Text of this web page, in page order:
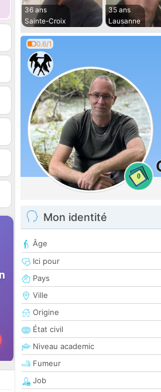
36 ans
Sainte-Croix
35 ans
Lausanne
0.6/1
0
Mon identité
Âge
Ici pour
Pays
Ville
Origine
État civil
Niveau academic
Fumeur
Job